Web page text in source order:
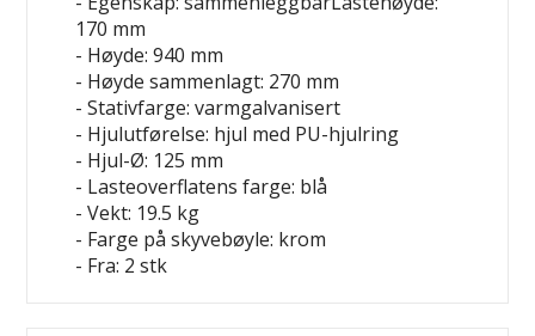
170 mm
- Høyde: 940 mm
- Høyde sammenlagt: 270 mm
- Stativfarge: varmgalvanisert
- Hjulutførelse: hjul med PU-hjulring
- Hjul-Ø: 125 mm
- Lasteoverflatens farge: blå
- Vekt: 19.5 kg
- Farge på skyvebøyle: krom
- Fra: 2 stk